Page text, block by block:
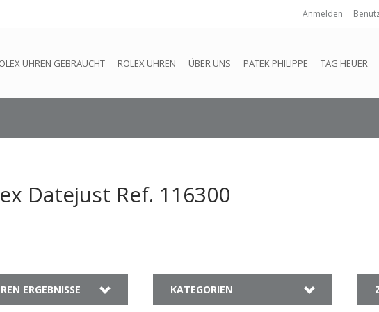
Anmelden
UHREN GEBRAUCHT ROLEX UHREN ÜBER UNS PATEK PHILIPPE TAG HEUER
Datejust Ref. 116300
ERGEBNISSE KATEGORIEN
sich im Aufbau. Eventuell können nicht alle Bestellungen eingehalten